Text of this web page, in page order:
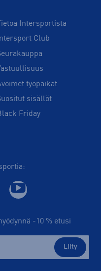
Tietoa Intersportista
Club
työpaikat
sisällöt
Friday
-10 % etusi
Liity